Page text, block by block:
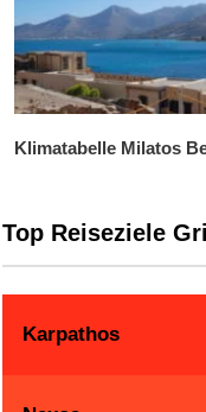
Klimatabelle Milatos
Top Reiseziele
Karpathos